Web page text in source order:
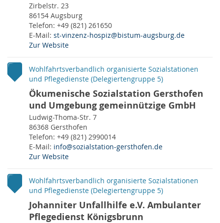
Zirbelstr. 23
86154 Augsburg
Telefon: +49 (821) 261650
E-Mail: st-vinzenz-hospiz@bistum-augsburg.de
Zur Website
Wohlfahrtsverbandlich organisierte Sozialstationen
und Pflegedienste (Delegiertengruppe 5)
Ökumenische Sozialstation Gersthofen
und Umgebung gemeinnützige GmbH
Ludwig-Thoma-Str. 7
86368 Gersthofen
Telefon: +49 (821) 2990014
E-Mail: info@sozialstation-gersthofen.de
Zur Website
Wohlfahrtsverbandlich organisierte Sozialstationen
und Pflegedienste (Delegiertengruppe 5)
Johanniter Unfallhilfe e.V. Ambulanter
Pflegedienst Königsbrunn